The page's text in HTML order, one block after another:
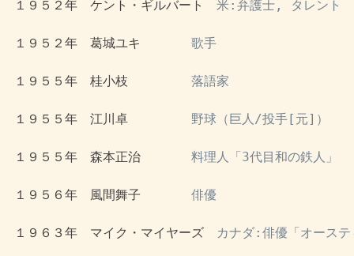
１９５２年　ケント・ギルバート 米:弁護士, タレント
１９５２年　葛城ユキ 歌手
１９５５年　桂小枝 落語家
１９５５年　江川卓 野球（巨人/投手[元]）
１９５５年　森本正治 料理人「3代目和の鉄人」
１９５６年　風間舞子 俳優
１９６３年　マイク・マイヤーズ カナダ:俳優「オース